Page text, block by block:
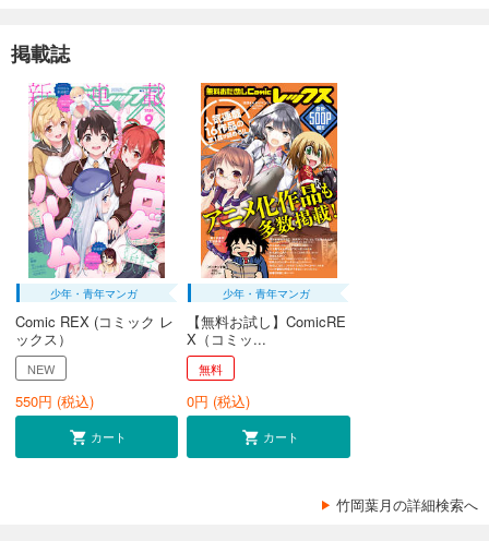
掲載誌
少年・青年マンガ
Comic REX (コミック レ
ックス）
NEW
550円 (税込)
カート
少年・青年マンガ
【無料お試し】ComicRE
X（コミッ...
無料
0円 (税込)
カート
竹岡葉月の詳細検索へ